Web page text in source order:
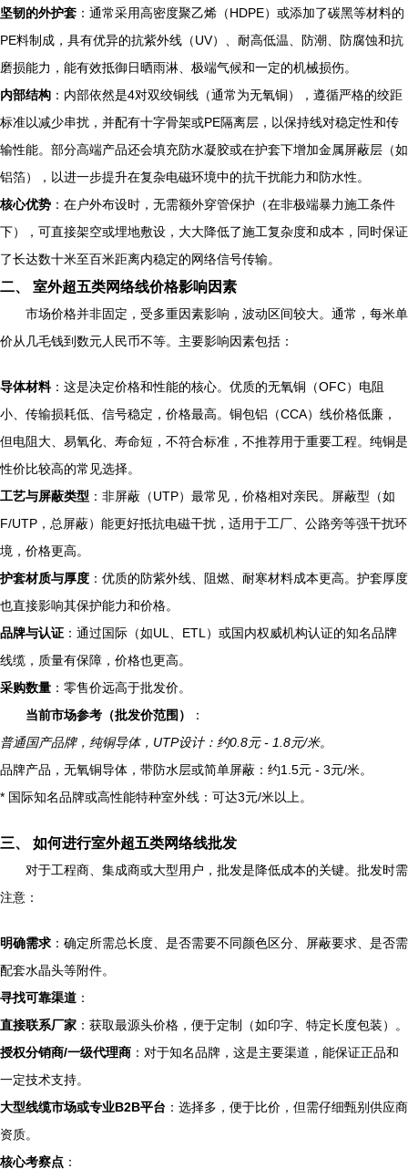
坚韧的外护套 ：通常采用高密度聚乙烯（HDPE）或添加了碳黑等材料的
PE料制成，具有优异的抗紫外线（UV）、耐高低温、防潮、防腐蚀和抗
磨损能力，能有效抵御日晒雨淋、极端气候和一定的机械损伤。
内部结构 ：内部依然是4对双绞铜线（通常为无氧铜），遵循严格的绞距
标准以减少串扰，并配有十字骨架或PE隔离层，以保持线对稳定性和传
输性能。部分高端产品还会填充防水凝胶或在护套下增加金属屏蔽层（如
铝箔），以进一步提升在复杂电磁环境中的抗干扰能力和防水性。
核心优势 ：在户外布设时，无需额外穿管保护（在非极端暴力施工条件
下），可直接架空或埋地敷设，大大降低了施工复杂度和成本，同时保证
了长达数十米至百米距离内稳定的网络信号传输。
二、 室外超五类网络线价格影响因素
市场价格并非固定，受多重因素影响，波动区间较大。通常，每米单
价从几毛钱到数元人民币不等。主要影响因素包括：
导体材料：这是决定价格和性能的核心。优质的无氧铜（OFC）电阻
小、传输损耗低、信号稳定，价格最高。铜包铝（CCA）线价格低廉，
但电阻大、易氧化、寿命短，不符合标准，不推荐用于重要工程。纯铜是
性价比较高的常见选择。
工艺与屏蔽类型 ：非屏蔽（UTP）最常见，价格相对亲民。屏蔽型（如
F/UTP，总屏蔽）能更好抵抗电磁干扰，适用于工厂、公路旁等强干扰环
境，价格更高。
护套材质与厚度 ：优质的防紫外线、阻燃、耐寒材料成本更高。护套厚度
也直接影响其保护能力和价格。
品牌与认证 ：通过国际（如UL、ETL）或国内权威机构认证的知名品牌
线缆，质量有保障，价格也更高。
采购数量 ：零售价远高于批发价。
当前市场参考（批发价范围）
：
普通国产品牌，纯铜导体，UTP设计：约0.8元 - 1.8元/米。
品牌产品，无氧铜导体，带防水层或简单屏蔽：约1.5元 - 3元/米。
* 国际知名品牌或高性能特种室外线：可达3元/米以上。
三、 如何进行室外超五类网络线批发
对于工程商、集成商或大型用户，批发是降低成本的关键。批发时需
注意：
明确需求 ：确定所需总长度、是否需要不同颜色区分、屏蔽要求、是否需
配套水晶头等附件。
寻找可靠渠道 ：
直接联系厂家 ：获取最源头价格，便于定制（如印字、特定长度包装）。
授权分销商/一级代理商 ：对于知名品牌，这是主要渠道，能保证正品和
一定技术支持。
大型线缆市场或专业B2B平台 ：选择多，便于比价，但需仔细甄别供应商
资质。
核心考察点 ：